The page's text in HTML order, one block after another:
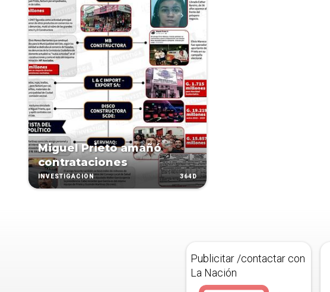
Miguel Prieto amañó
contrataciones
INVESTIGACIÓN 364D
Publicitar /contactar con
La Nación